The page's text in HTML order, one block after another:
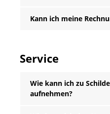
Kann ich meine
Service
Wie kann ich zu
aufnehmen?